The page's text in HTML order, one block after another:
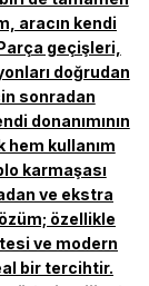
aracın kendi
geçişleri,
doğrudan
sonradan
donanımının
hem kullanım
karmaşası
ve ekstra
özellikle
ve modern
bir tercihtir.